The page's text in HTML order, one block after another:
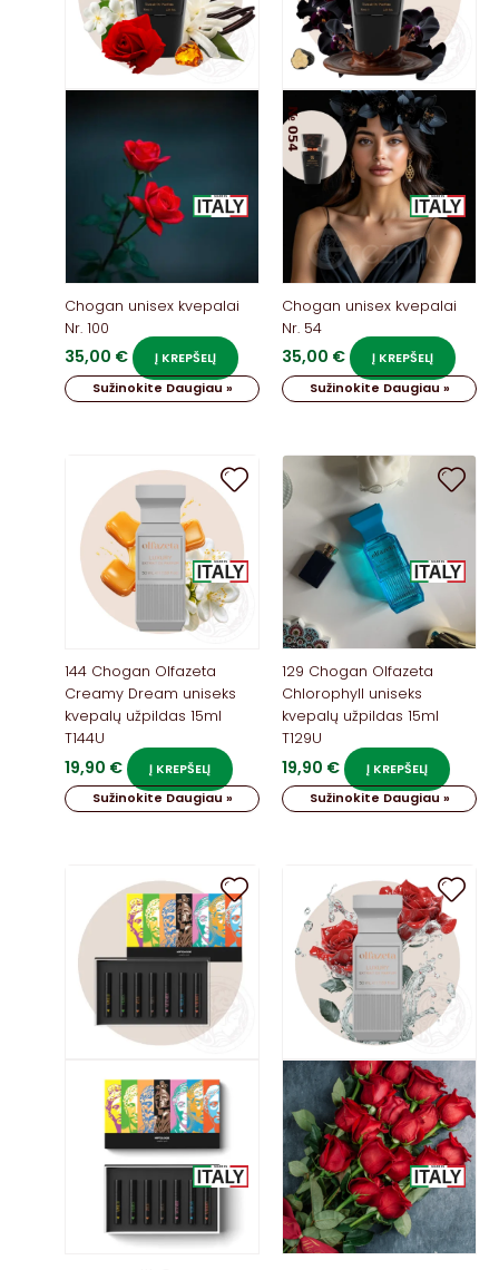
Chogan unisex kvepalai
Nr. 100
35,00 €
Į KREPŠELĮ
Sužinokite Daugiau »
Chogan unisex kvepalai
Nr. 54
35,00 €
Į KREPŠELĮ
Sužinokite Daugiau »
144 Chogan Olfazeta
Creamy Dream uniseks
kvepalų užpildas 15ml
T144U
19,90 €
Į KREPŠELĮ
Sužinokite Daugiau »
129 Chogan Olfazeta
Chlorophyll uniseks
kvepalų užpildas 15ml
T129U
19,90 €
Į KREPŠELĮ
Sužinokite Daugiau »